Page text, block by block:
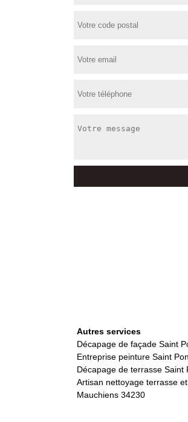
Autres services
Décapage de façade Saint
Entreprise peinture Saint
Décapage de terrasse Saint
Artisan nettoyage terrasse
Mauchiens 34230